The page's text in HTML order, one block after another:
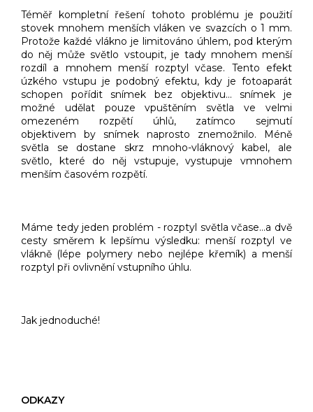
Téměř kompletní řešení tohoto problému je použití
stovek mnohem menších vláken ve svazcích o 1 mm.
Protože každé vlákno je limitováno úhlem, pod kterým
do něj může světlo vstoupit, je tady mnohem menší
rozdíl a mnohem menší rozptyl včase. Tento efekt
úzkého vstupu je podobný efektu, kdy je fotoaparát
schopen pořídit snímek bez objektivu… snímek je
možné udělat pouze vpuštěním světla ve velmi
omezeném rozpětí úhlů, zatímco sejmutí
objektivem by snímek naprosto znemožnilo. Méně
světla se dostane skrz mnoho-vláknový kabel, ale
světlo, které do něj vstupuje, vystupuje vmnohem
menším časovém rozpětí.
Máme tedy jeden problém - rozptyl světla včase…a dvě
cesty směrem k lepšímu výsledku: menší rozptyl ve
vlákně (lépe polymery nebo nejlépe křemík) a menší
rozptyl při ovlivnění vstupního úhlu.
Jak jednoduché!
ODKAZY